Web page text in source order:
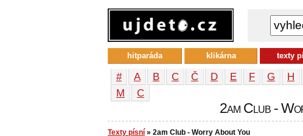
# A B C Č D E F G H
М
С
2am Club -
Texty písní » 2am Club - Worry About You
hitparáda klikárna texty